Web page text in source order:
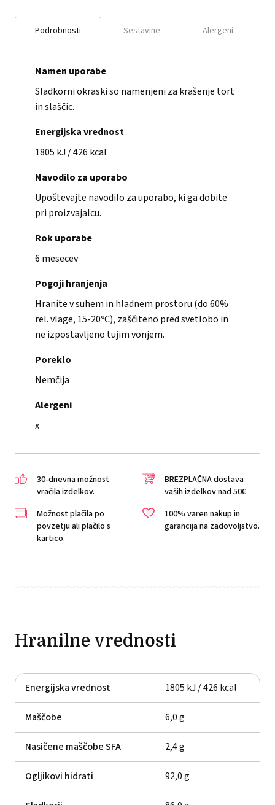
Podrobnosti Sestavine Alergeni
Namen uporabe
Sladkorni okraski so namenjeni za krašenje tort
in slaščic.
Energijska vrednost
1805 kJ / 426 kcal
Navodilo za uporabo
Upoštevajte navodilo za uporabo, ki ga dobite
pri proizvajalcu.
Rok uporabe
6 mesecev
Pogoji hranjenja
Hranite v suhem in hladnem prostoru (do 60%
rel. vlage, 15-20ºC), zaščiteno pred svetlobo in
ne izpostavljeno tujim vonjem.
Poreklo
Nemčija
Alergeni
x
30-dnevna možnost
vračila izdelkov.
BREZPLAČNA dostava
vaših izdelkov nad 50€
Možnost plačila po
povzetju ali plačilo s
kartico.
100% varen nakup in
garancija na zadovoljstvo.
Hranilne vrednosti
Energijska vrednost 1805 kJ / 426 kcal
Maščobe 6,0 g
Nasičene maščobe SFA 2,4 g
Ogljikovi hidrati 92,0 g